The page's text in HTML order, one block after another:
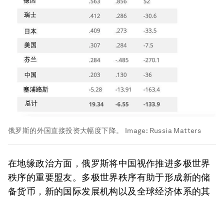
俄罗斯的外国直接投资大幅度下降。 Image: Russia Matters
在地缘政治方面，俄罗斯将中国视作推进多极世界
秩序的重要盟友。多极世界秩序有助于形成新的储
备货币，新的国际发展机构以及全球经济体系的其